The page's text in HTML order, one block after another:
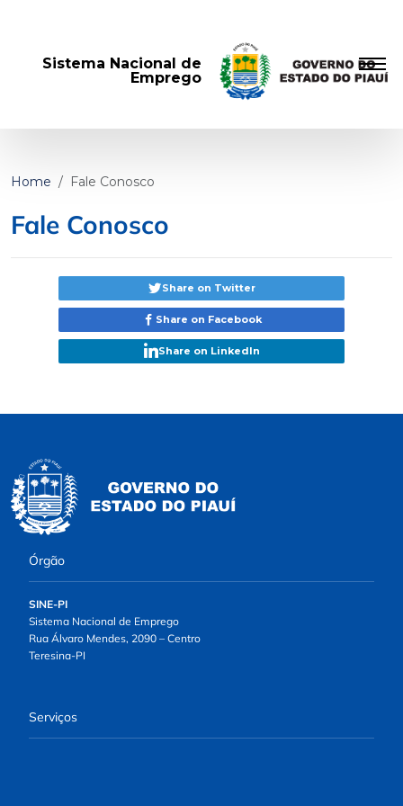
Sistema Nacional de
Emprego
Home Fale Conosco
Fale Conosco
Share on Twitter
Share on Facebook
Share on LinkedIn
Órgão
SINE-PI
Sistema Nacional de Emprego
Rua Álvaro Mendes, 2090 – Centro
Teresina-PI
Serviços